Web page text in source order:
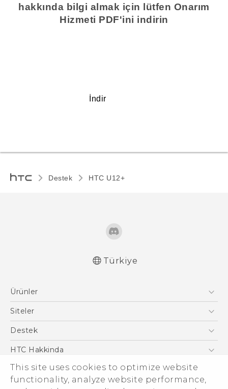
This site uses cookies to optimize website
functionality, analyze website performance,
hakkında bilgi almak için lütfen Onarım
Hizmeti PDF'ini indirin
İndir
Destek HTC U12+‎
Türkiye
Ürünler
Akıllı Telefonlar
VIVE
Siteler
HTC Dev
Destek
Destek Merkezi
HTC Hakkinda
ESG
Yatırımcı (İNGİLİZCE)